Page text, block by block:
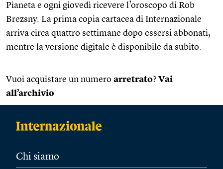
Pianeta e ogni giovedì ricevere l’oroscopo di Rob
Brezsny. La prima copia cartacea di Internazionale
arriva circa quattro settimane dopo essersi abbonati,
mentre la versione digitale è disponibile da subito.
Vuoi acquistare un numero arretrato? Vai
all’archivio
Chi siamo